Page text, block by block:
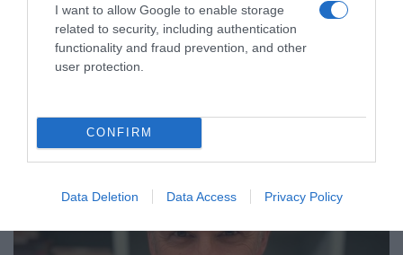
I want to allow Google to enable storage
related to security, including authentication
functionality and fraud prevention, and other
user protection.
CONFIRM
Data Deletion Data Access Privacy Policy
στο κεφάλι»
Το συγκινητικό μήνυμα του ηθοποιού